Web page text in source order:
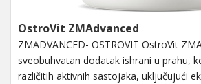
OstroVit ZMAdvanced
ZMADVANCED- OSTROVIT OstroVit
sveobuhvatan dodatak ishrani u prahu,
različitih aktivnih sastojaka, uključujući